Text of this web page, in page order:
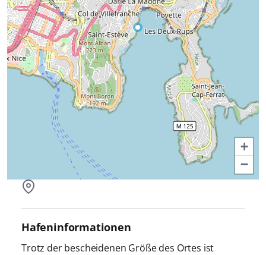
+
−
Hafeninformationen
Trotz der bescheidenen Größe des Ortes ist